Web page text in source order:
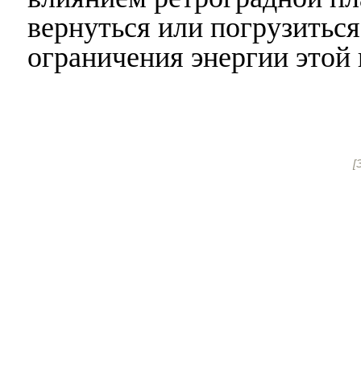
вернуться или
ограничения энергии